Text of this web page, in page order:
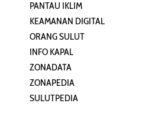
PANTAU IKLIM
KEAMANAN DIGITAL
ORANG SULUT
INFO KAPAL
ZONADATA
ZONAPEDIA
SULUTPEDIA